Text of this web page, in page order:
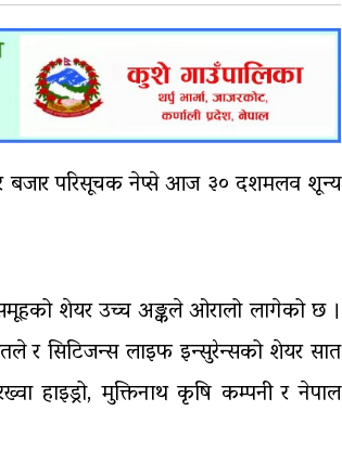
बजार परिसूचक नेप्से आज ३० दशमलव शून्य
शेयर उच्च अङ्कले ओरालो लागेको छ ।
र सिटिजन्स लाइफ इन्सुरेन्सको शेयर सात
हाइड्रो, मुक्तिनाथ कृषि कम्पनी र नेपाल